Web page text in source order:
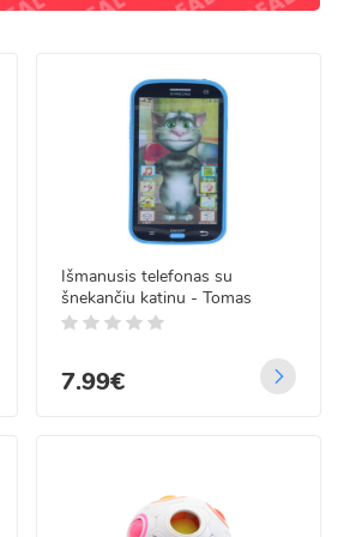
Išmanusis telefonas su
šnekančiu katinu - Tomas
7.99€